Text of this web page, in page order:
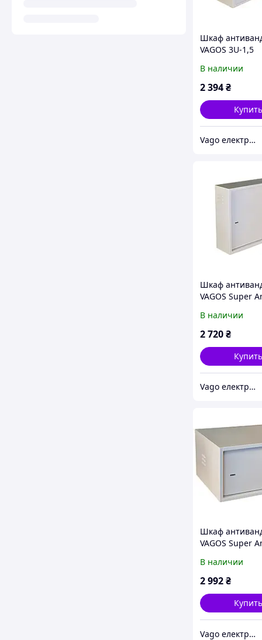
Шкаф
VAGOS 3U-1,5
(020706)
В наличии
2 394₴
Купить
Vago електрощитове та телекомунікаційне обладнання
Шкаф
VAGOS Super
VAGO (013003)
В наличии
2 720₴
Купить
Vago електрощитове та телекомунікаційне обладнання
Шкаф
VAGOS Super
VAGO (014181)
В наличии
2 992₴
Купить
Vago електрощитове та телекомунікаційне обладнання